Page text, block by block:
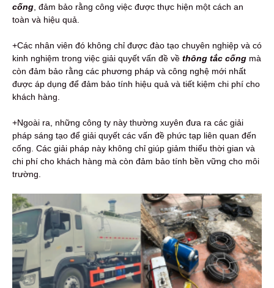
cống , đảm bảo rằng công việc được thực hiện một cách an
toàn và hiệu quả.
+Các nhân viên đó không chỉ được đào tạo chuyên nghiệp và có
kinh nghiệm trong việc giải quyết vấn đề về thông tắc cống mà
còn đảm bảo rằng các phương pháp và công nghệ mới nhất
được áp dụng để đảm bảo tính hiệu quả và tiết kiệm chi phí cho
khách hàng.
+Ngoài ra, những công ty này thường xuyên đưa ra các giải
pháp sáng tạo để giải quyết các vấn đề phức tạp liên quan đến
cống. Các giải pháp này không chỉ giúp giảm thiểu thời gian và
chi phí cho khách hàng mà còn đảm bảo tính bền vững cho môi
trường.